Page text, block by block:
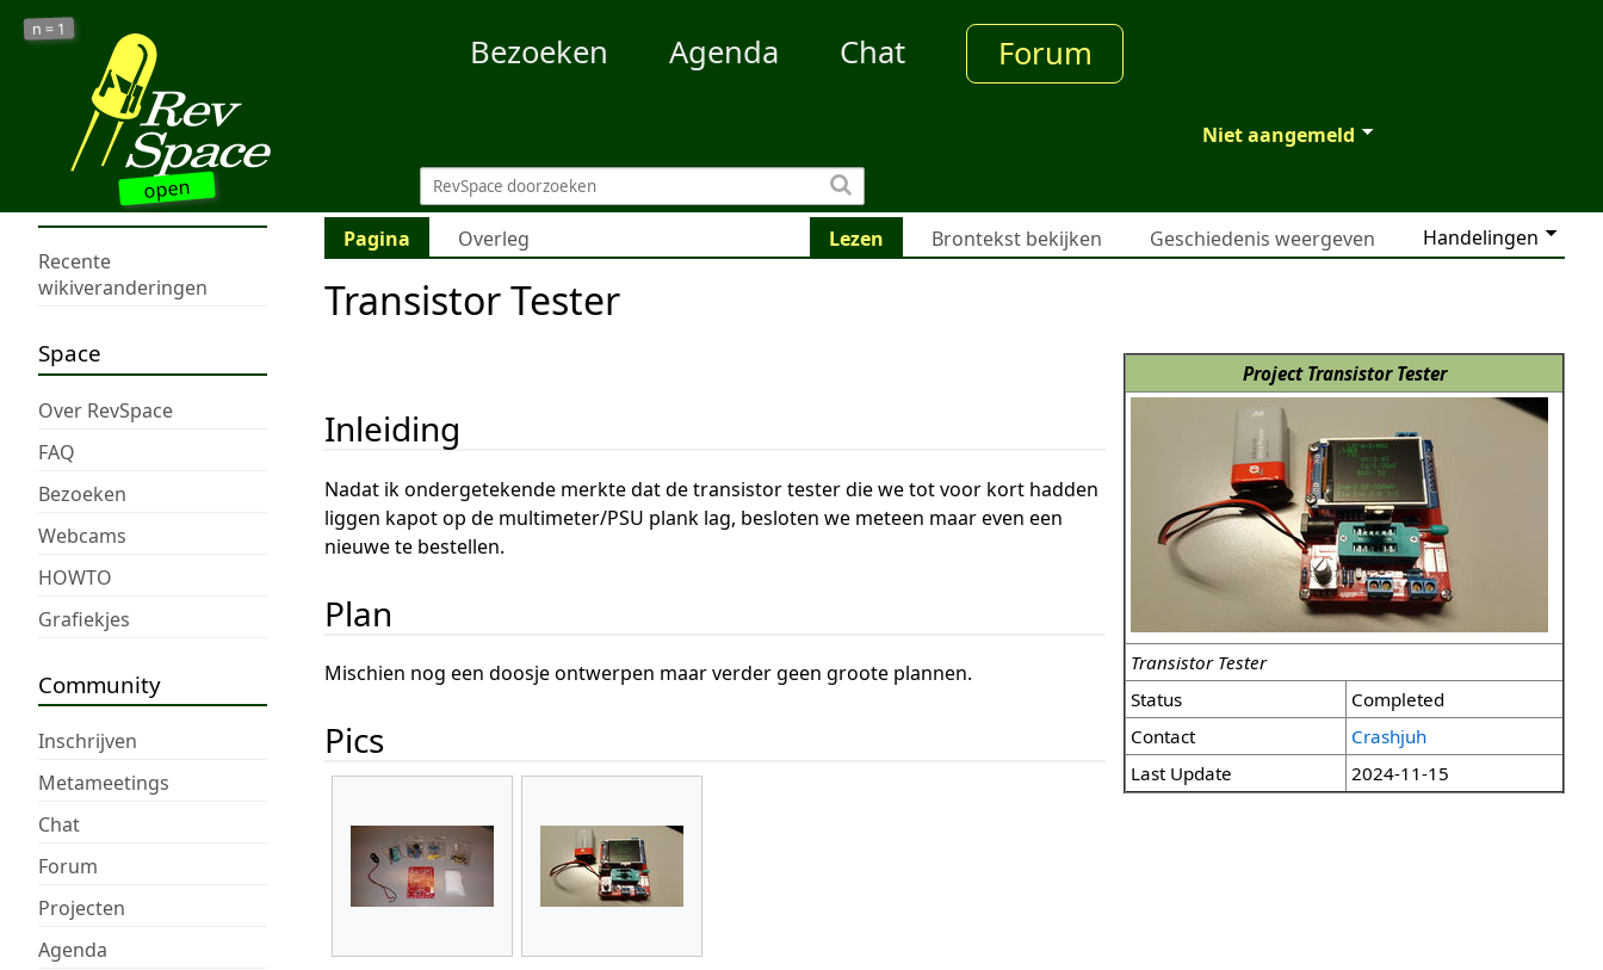
open
n = 1
Bezoeken Agenda Chat Forum
Niet aangemeld
Recente
wikiveranderingen
Space
Over RevSpace
FAQ
Bezoeken
Webcams
HOWTO
Grafiekjes
Community
Inschrijven
Metameetings
Chat
Forum
Projecten
Agenda
Pagina Overleg Handelingen
Lezen Brontekst bekijken Geschiedenis weergeven
Transistor Tester
Project Transistor Tester
Transistor Tester
Status
Completed
Contact
Crashjuh
Last Update
2024-11-15
Inleiding
Nadat ik ondergetekende merkte dat de transistor tester die we tot voor kort hadden
liggen kapot op de multimeter/PSU plank lag, besloten we meteen maar even een
nieuwe te bestellen.
Plan
Mischien nog een doosje ontwerpen maar verder geen groote plannen.
Pics